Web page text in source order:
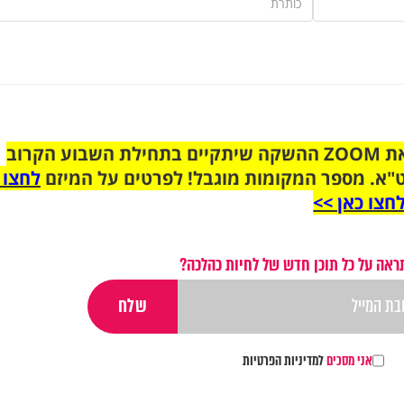
הצטרפו לקבוצת הוואטסאפ לקראת ZOOM ההשקה שיתקיים בתחילת השבוע הקרוב
מספר המקומות מוגבל! לפרטים על המיזם
כאן >>
על כל תוכן חדש של לחיות כהלכה?
אני מסכיםלמדיניות הפרטיות